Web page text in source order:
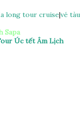
long tour cruise|vé tàu
Sapa
Úc tết Âm Lịch